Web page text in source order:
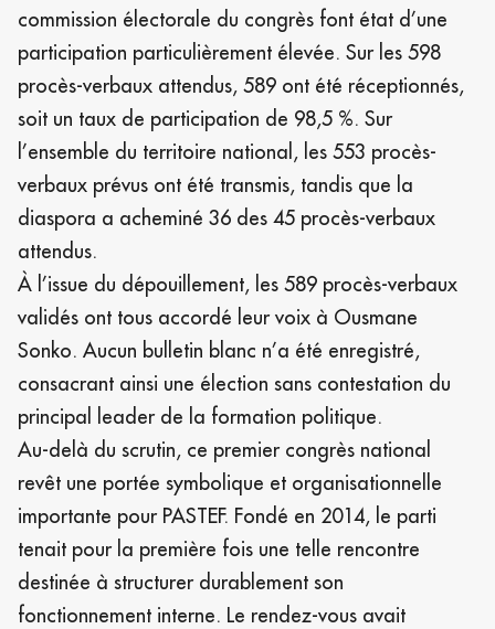
commission électorale du congrès font état d’une
participation particulièrement élevée. Sur les 598
procès-verbaux attendus, 589 ont été réceptionnés,
soit un taux de participation de 98,5 %. Sur
l’ensemble du territoire national, les 553 procès-
verbaux prévus ont été transmis, tandis que la
diaspora a acheminé 36 des 45 procès-verbaux
attendus.
À l’issue du dépouillement, les 589 procès-verbaux
validés ont tous accordé leur voix à Ousmane
Sonko. Aucun bulletin blanc n’a été enregistré,
consacrant ainsi une élection sans contestation du
principal leader de la formation politique.
Au-delà du scrutin, ce premier congrès national
revêt une portée symbolique et organisationnelle
importante pour PASTEF. Fondé en 2014, le parti
tenait pour la première fois une telle rencontre
destinée à structurer durablement son
fonctionnement interne. Le rendez-vous avait